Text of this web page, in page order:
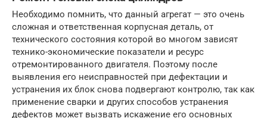
Необходимо помнить, что данный агрегат — это очень
сложная и ответственная корпусная деталь, от
технического состояния которой во многом зависят
технико-экономические показатели и ресурс
отремонтированного двигателя. Поэтому после
выявления его неисправностей при дефектации и
устранения их блок снова подвергают контролю, так как
применение сварки и других способов устранения
дефектов может вызвать искажение его основных